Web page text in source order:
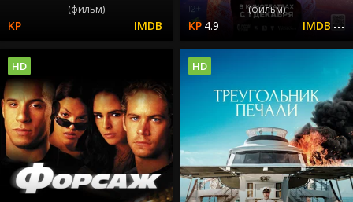
(фильм) (фильм)
4.9 ---
HD HD